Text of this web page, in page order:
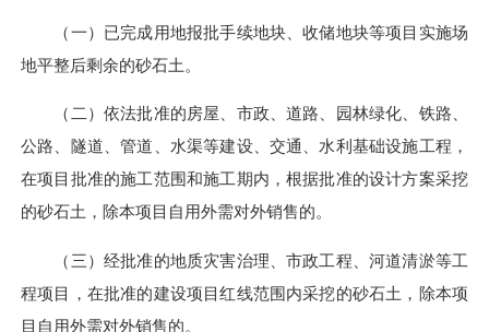
（一）已完成用地报批手续地块、收储地块等项目实施场
地平整后剩余的砂石土。
（二）依法批准的房屋、市政、道路、园林绿化、铁路、
公路、隧道、管道、水渠等建设、交通、水利基础设施工程，
在项目批准的施工范围和施工期内，根据批准的设计方案采挖
的砂石土，除本项目自用外需对外销售的。
（三）经批准的地质灾害治理、市政工程、河道清淤等工
程项目，在批准的建设项目红线范围内采挖的砂石土，除本项
目自用外需对外销售的。